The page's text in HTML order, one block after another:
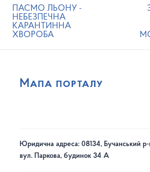
ПАСМО ЛЬОНУ -
НЕБЕЗПЕЧНА
КАРАНТИННА
ХВОРОБА
Мапа порталу
Юридична адреса: 08134, Бучанський
вул. Паркова, будинок 34 А